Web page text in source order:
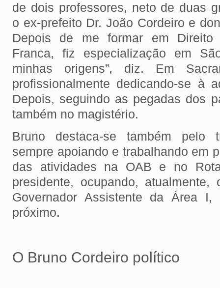
de dois professores, neto de duas
o ex-prefeito Dr. João Cordeiro e
Depois de me formar em Direito
Franca, fiz especialização em
minhas origens”, diz. Em
profissionalmente dedicando-se à
Depois, seguindo as pegadas dos
também no magistério.
Bruno destaca-se também pelo
sempre apoiando e trabalhando em
das atividades na OAB e no
presidente, ocupando,
Governador Assistente da Área
próximo.
O Bruno Cordeiro político